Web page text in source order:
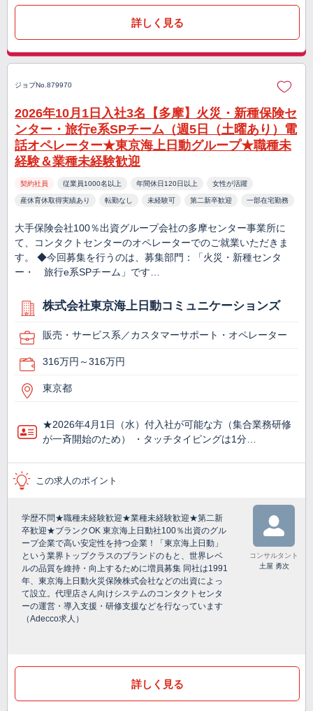
詳しく見る
ジョブNo.879970
2026年10月1日入社3名【多摩】火災・新種保険セ
ンター・旅行e系SPチーム（週5日（土曜あり）電
話オペレーター★東京海上日動グループ★職種未
経験＆業種未経験歓迎
契約社員 従業員1000名以上 年間休日120日以上 女性が活躍
産休育休取得実績あり 転勤なし 未経験可 第二新卒歓迎 一部在宅勤務
大手保険会社100％出資グループ会社の多摩センター事業所に
て、コンタクトセンターのオペレーターでのご就業いただきま
す。 ◆今回募集を行うのは、募集部門：「火災・新種センタ
ー・ 旅行e系SPチーム」です…
株式会社東京海上日動コミュニケーションズ
販売・サービス系／カスタマーサポート・オペレーター
316万円～316万円
東京都
★2026年4月1日（水）付入社が可能な方（集合業務研修
が一斉開始のため） ・タッチタイピングは1分…
この求人のポイント
学歴不問★職種未経験歓迎★業種未経験歓迎★第二新
卒歓迎★ブランクOK 東京海上日動社100％出資のグル
ープ企業で高い安定性を持つ企業！「東京海上日動」
という業界トップクラスのブランドのもと、世界レベ
ルの品質を維持・向上するために増員募集 同社は1991
年、東京海上日動火災保険株式会社などの出資によっ
て設立。代理店さん向けシステムのコンタクトセンタ
ーの運営・導入支援・研修支援などを行なっています
（Adecco求人）
コンサルタント
土屋 勇次
詳しく見る